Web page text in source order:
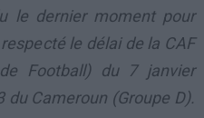
le dernier moment pour
le délai de la CAF
Football) du 7 janvier
du Cameroun (Groupe D).